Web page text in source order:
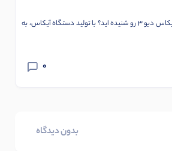
آیا تا به حال اسم دستگاه آیکاس دیو 3 رو شنیده اید؟ با تولید دستگاه آیکاس، به
0
بدون دیدگاه